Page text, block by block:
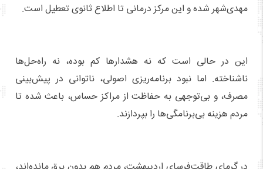
مهدی‌شهر شده و این مرکز درمانی تا اطلاع ثانوی تعطیل است.
این در حالی است که نه هشدارها کم بوده، نه راه‌حل‌ها
ناشناخته. اما نبود برنامه‌ریزی اصولی، ناتوانی در پیش‌بینی
مصرف، و بی‌توجهی به حفاظت از مراکز حساس، باعث شده تا
مردم هزینه بی‌برنامگی‌ها را بپردازند.